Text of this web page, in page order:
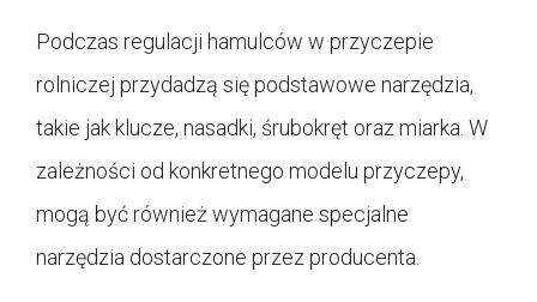
Podczas regulacji hamulców w przyczepie
rolniczej przydadzą się podstawowe narzędzia,
takie jak klucze, nasadki, śrubokręt oraz miarka. W
zależności od konkretnego modelu przyczepy,
mogą być również wymagane specjalne
narzędzia dostarczone przez producenta.